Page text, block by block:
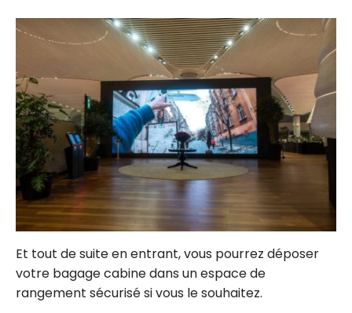
Et tout de suite en entrant, vous pourrez déposer
votre bagage cabine dans un espace de
rangement sécurisé si vous le souhaitez.